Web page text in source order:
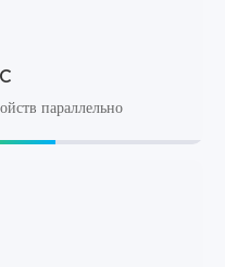
параллельно